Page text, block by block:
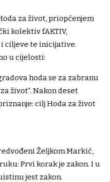
za život, priopćenjem
kolektiv fAKTIV,
ciljeve te inicijative.
u cijelosti:
hoda se za zabranu
život”. Nakon deset
cilj Hoda za život
Željkom Markić,
Prvi korak je zakon. I u
jest zakon.